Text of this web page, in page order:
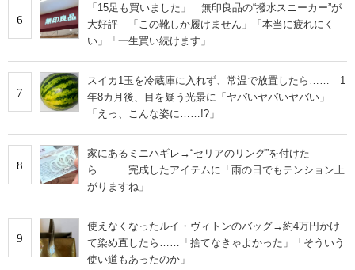
6
「15足も買いました」 無印良品の“撥水スニーカー”が
大好評 「この靴しか履けません」「本当に疲れにく
い」「一生買い続けます」
7
スイカ1玉を冷蔵庫に入れず、常温で放置したら…… 1
年8カ月後、目を疑う光景に「ヤバいヤバいヤバい」
「えっ、こんな姿に……!?」
8
家にあるミニハギレ→“セリアのリング”を付けた
ら…… 完成したアイテムに「雨の日でもテンション上
がりますね」
9
使えなくなったルイ・ヴィトンのバッグ→約4万円かけ
て染め直したら……「捨てなきゃよかった」「そういう
使い道もあったのか」